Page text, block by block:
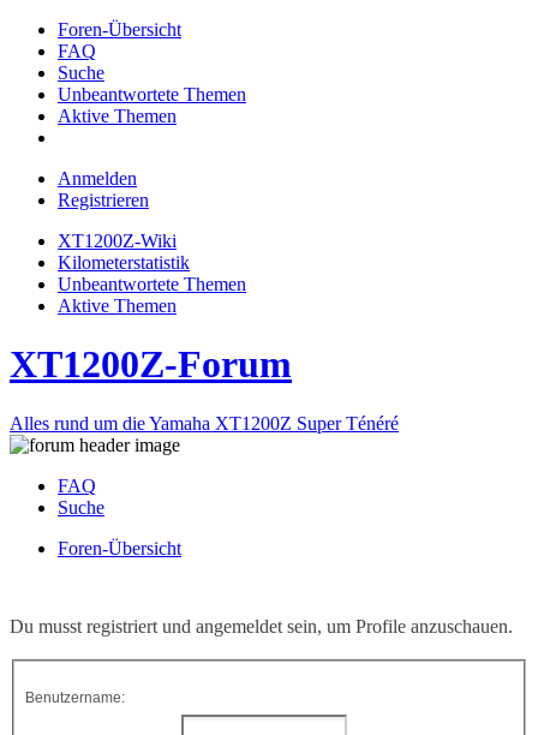
Foren-Übersicht
FAQ
Suche
Unbeantwortete Themen
Aktive Themen
Anmelden
Registrieren
XT1200Z-Wiki
Kilometerstatistik
Unbeantwortete Themen
Aktive Themen
XT1200Z-Forum
Alles rund um die Yamaha XT1200Z Super Ténéré
FAQ
Suche
Foren-Übersicht
Du musst registriert und angemeldet sein, um Profile anzuschauen.
Benutzername: